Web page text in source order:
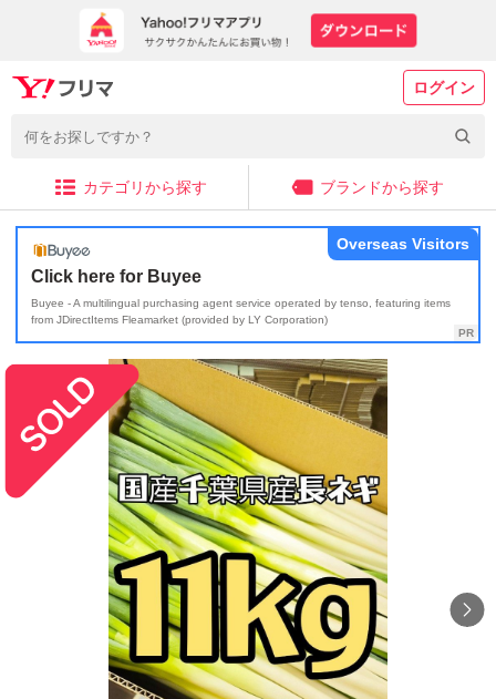
ログイン
カテゴリから探す ブランドから探す
Click here for Buyee
Buyee - A multilingual purchasing agent service operated by tenso, featuring items
from JDirectItems Fleamarket (provided by LY Corporation)
Overseas Visitors